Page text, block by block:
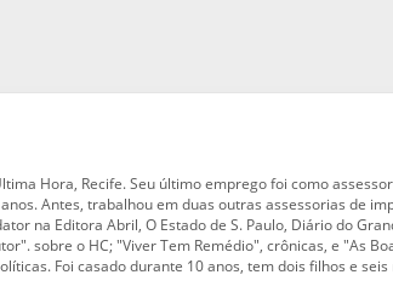
Hora, Recife. Seu último emprego foi como
Antes, trabalhou em duas outras assessorias de
na Editora Abril, O Estado de S. Paulo, Diário do
sobre o HC; "Viver Tem Remédio", crônicas, e "As
Foi casado durante 10 anos, tem dois filhos e seis